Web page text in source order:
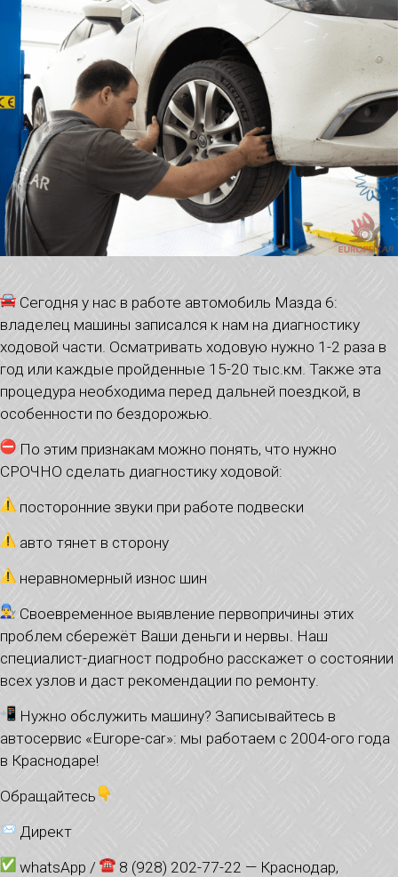
Сегодня у нас в работе автомобиль Мазда 6:
владелец машины записался к нам на диагностику
ходовой части. Осматривать ходовую нужно 1-2 раза в
год или каждые пройденные 15-20 тыс.км. Также эта
процедура необходима перед дальней поездкой, в
особенности по бездорожью.
️ По этим признакам можно понять, что нужно
СРОЧНО сделать диагностику ходовой:
посторонние звуки при работе подвески
авто тянет в сторону
неравномерный износ шин
Своевременное выявление первопричины этих
проблем сбережёт Ваши деньги и нервы. Наш
специалист-диагност подробно расскажет о состоянии
всех узлов и даст рекомендации по ремонту.
Нужно обслужить машину? Записывайтесь в
автосервис «Europe-car»: мы работаем с 2004-ого года
в Краснодаре!
Обращайтесь
Директ
whatsApp /
8 (928) 202-77-22 — Краснодар,